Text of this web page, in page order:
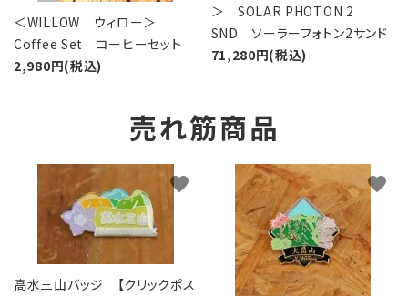
＜WILLOW ウィロー＞
Coffee Set コーヒーセット
2,980円(税込)
＞ SOLAR PHOTON 2
SND ソーラーフォトン2サンド
71,280円(税込)
売れ筋商品
高水三山バッジ 【クリックポス
favorite favorite